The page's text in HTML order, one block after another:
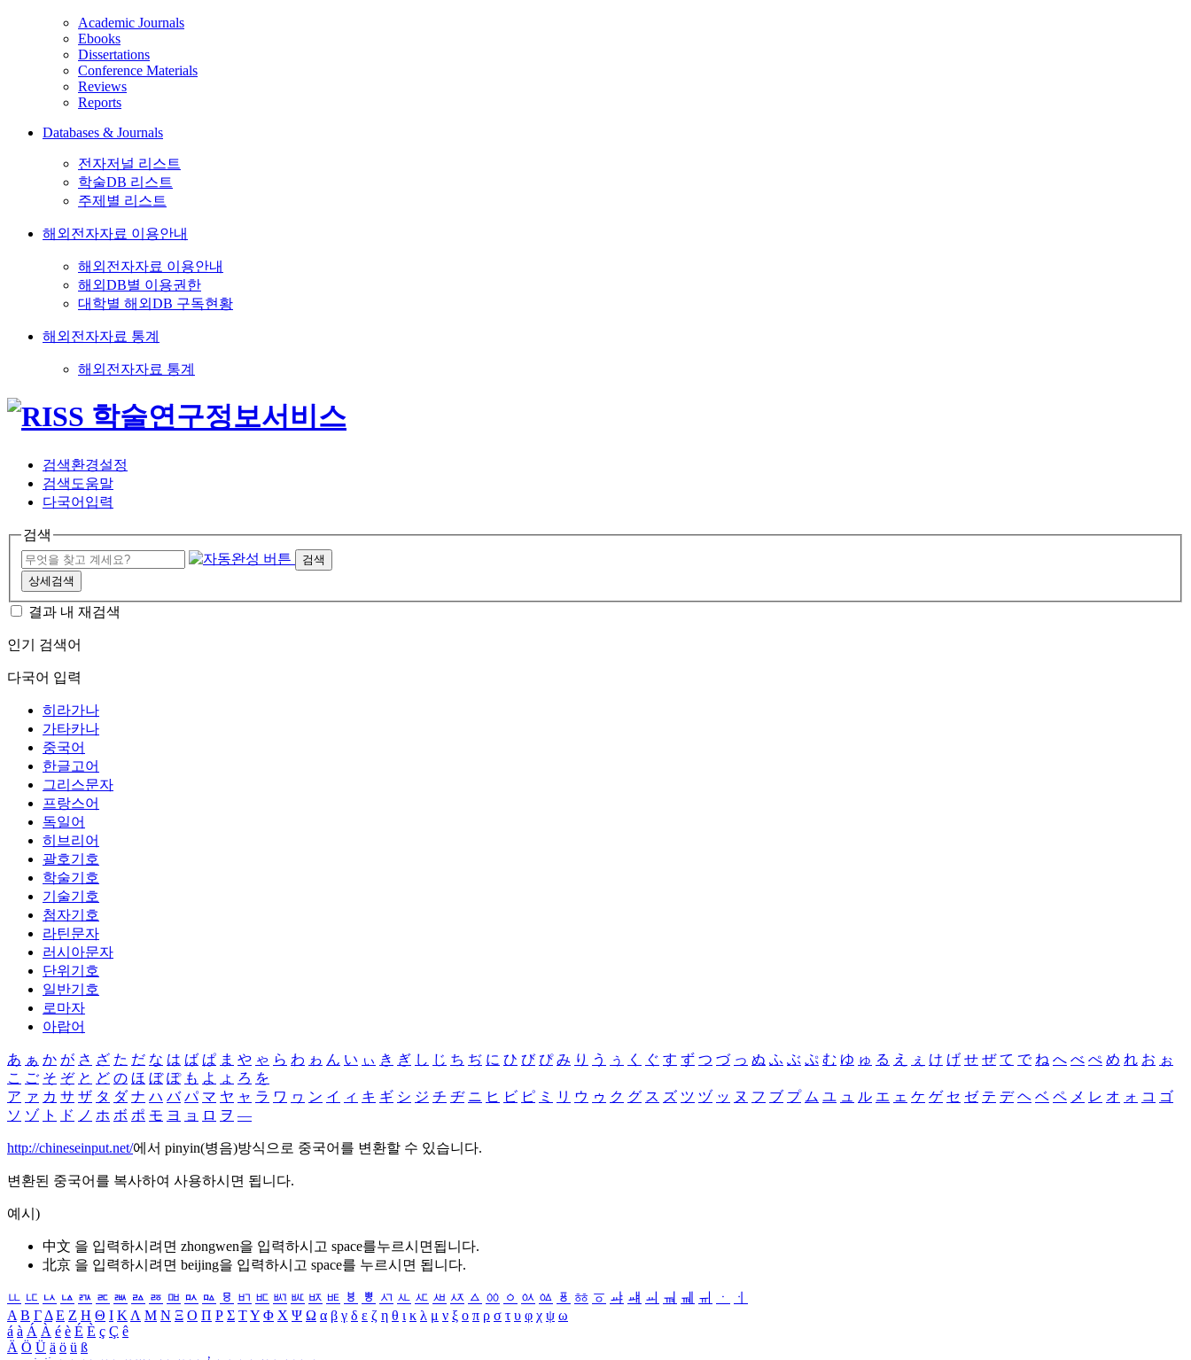
Academic Journals
Ebooks
Dissertations
Conference Materials
Reviews
Reports
Databases & Journals
전자저널 리스트
학술DB 리스트
주제별 리스트
해외전자자료 이용안내
해외전자자료 이용안내
해외DB별 이용권한
대학별 해외DB 구독현황
해외전자자료 통계
해외전자자료 통계
검색환경설정
검색도움말
다국어입력
검색
검색
상세검색
결과 내 재검색
인기 검색어
다국어 입력
히라가나
가타카나
중국어
한글고어
그리스문자
프랑스어
독일어
히브리어
괄호기호
학술기호
기술기호
첨자기호
라틴문자
러시아문자
단위기호
일반기호
로마자
아랍어
あ ぁ か が さ ざ た だ な は ば ぱ ま や ゃ ら わ ゎ ん い ぃ き ぎ し じ ち ぢ に ひ び ぴ み り う ぅ く ぐ す ず つ づ っ ぬ ふ ぶ ぷ む ゆ ゅ る え ぇ け げ せ ぜ て で ね へ べ ぺ め れ お ぉ
こ ご そ ぞ と ど の ほ ぼ ぽ も よ ょ ろ を
ア ァ カ サ ザ タ ダ ナ ハ バ パ マ ヤ ャ ラ ワ ヮ ン イ ィ キ ギ シ ジ チ ヂ ニ ヒ ビ ピ ミ リ ウ ゥ ク グ ス ズ ツ ヅ ッ ヌ フ ブ プ ム ユ ュ ル エ ェ ケ ゲ セ ゼ テ デ ヘ ベ ペ メ レ オ ォ コ ゴ
ソ ゾ ト ド ノ ホ ボ ポ モ ヨ ョ ロ ヲ ―
http://chineseinput.net/에서 pinyin(병음)방식으로 중국어를 변환할 수 있습니다.
변환된 중국어를 복사하여 사용하시면 됩니다.
예시)
中文 을 입력하시려면 zhongwen을 입력하시고 space를누르시면됩니다.
北京 을 입력하시려면 beijing을 입력하시고 space를 누르시면 됩니다.
ㅥ ㅦ ㅧ ㅨ ㅩ ㅪ ㅫ ㅬ ㅭ ㅮ ㅯ ㅰ ㅱ ㅲ ㅳ ㅴ ㅵ ㅶ ㅷ ㅸ ㅹ ㅺ ㅻ ㅼ ㅽ ㅾ ㅿ ㆀ ㆁ ㆂ ㆃ ㆄ ㆅ ㆆ ㆇ ㆈ ㆉ ㆊ ㆋ ㆌ ㆍ
ㆎ
Α Β ΓΔ Ε Ζ Η Θ Ι ΚΛ Μ Ν Ξ Ο Π Ρ Σ ΤΥ Φ Χ Ψ Ω α β γ δ ε ζ η θ ι κ λ μ ν ξ ο π ρ σ τ υ φ χ ψ ω
á à Á À é è É È ç Ç ê
Ä Ö Ü ä ö ü ß